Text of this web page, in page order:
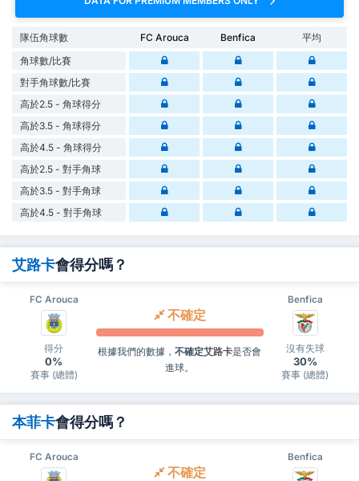
隊伍角球數 FC Arouca Benfica
平均
角球數/比賽
對手角球數/比賽
高於2.5 - 角球得分
高於3.5 - 角球得分
高於4.5 - 角球得分
高於2.5 - 對手角球
高於3.5 - 對手角球
高於4.5 - 對手角球
艾路卡會得分嗎？
FC Arouca Benfica
得分
0%
賽事 (總體)
不確定
根據我們的數據， 不確定艾路卡是否會
進球。
沒有失球
30%
賽事 (總體)
本菲卡會得分嗎？
FC Arouca Benfica
不確定